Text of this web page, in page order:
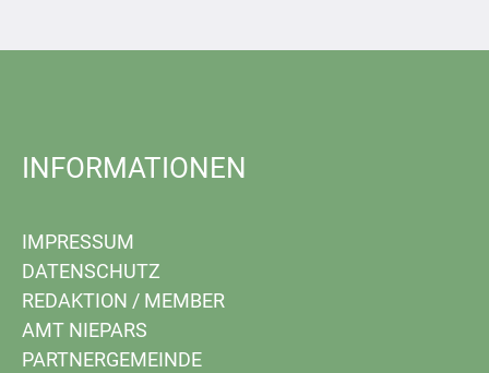
INFORMATIONEN
IMPRESSUM
DATENSCHUTZ
REDAKTION / MEMBER
AMT NIEPARS
PARTNERGEMEINDE